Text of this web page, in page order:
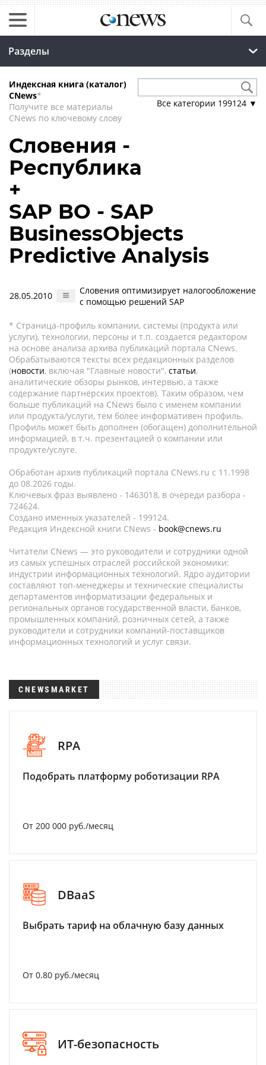
Разделы
Индексная книга (каталог)
CNews*
Получите все материалы
CNews по ключевому слову
Все категории 199124 ▼
Словения -
Республика
+
SAP BO - SAP
BusinessObjects
Predictive Analysis
28.05.2010
Словения оптимизирует налогообложение
с помощью решений SAP
* Страница-профиль компании, системы (продукта или
услуги), технологии, персоны и т.п. создается редактором
на основе анализа архива публикаций портала CNews.
Обрабатываются тексты всех редакционных разделов
(новости, включая "Главные новости", статьи,
аналитические обзоры рынков, интервью, а также
содержание партнёрских проектов). Таким образом, чем
больше публикаций на CNews было с именем компании
или продукта/услуги, тем более информативен профиль.
Профиль может быть дополнен (обогащен) дополнительной
информацией, в т.ч. презентацией о компании или
продукте/услуге.
Обработан архив публикаций портала CNews.ru c 11.1998
до 08.2026 годы.
Ключевых фраз выявлено - 1463018, в очереди разбора -
724624.
Создано именных указателей - 199124.
Редакция Индексной книги CNews - book@cnews.ru
Читатели CNews — это руководители и сотрудники одной
из самых успешных отраслей российской экономики:
индустрии информационных технологий. Ядро аудитории
составляют топ-менеджеры и технические специалисты
департаментов информатизации федеральных и
региональных органов государственной власти, банков,
промышленных компаний, розничных сетей, а также
руководители и сотрудники компаний-поставщиков
информационных технологий и услуг связи.
CNEWSMARKET
RPA
Подобрать платформу роботизации RPA
От 200 000 руб./месяц
DBaaS
Выбрать тариф на облачную базу данных
От 0.80 руб./месяц
ИТ-безопасность